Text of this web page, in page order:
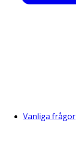
Vanliga frågor